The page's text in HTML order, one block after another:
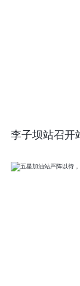
李子坝站召开